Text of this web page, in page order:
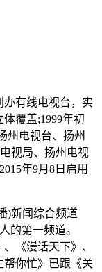
办有线电视台，实
覆盖;1999年初
州电视台、扬州
视局、扬州电视
年9月8日启用
)新闻综合频道
的第一频道。
《漫话天下》、
帮你忙》已跟《关